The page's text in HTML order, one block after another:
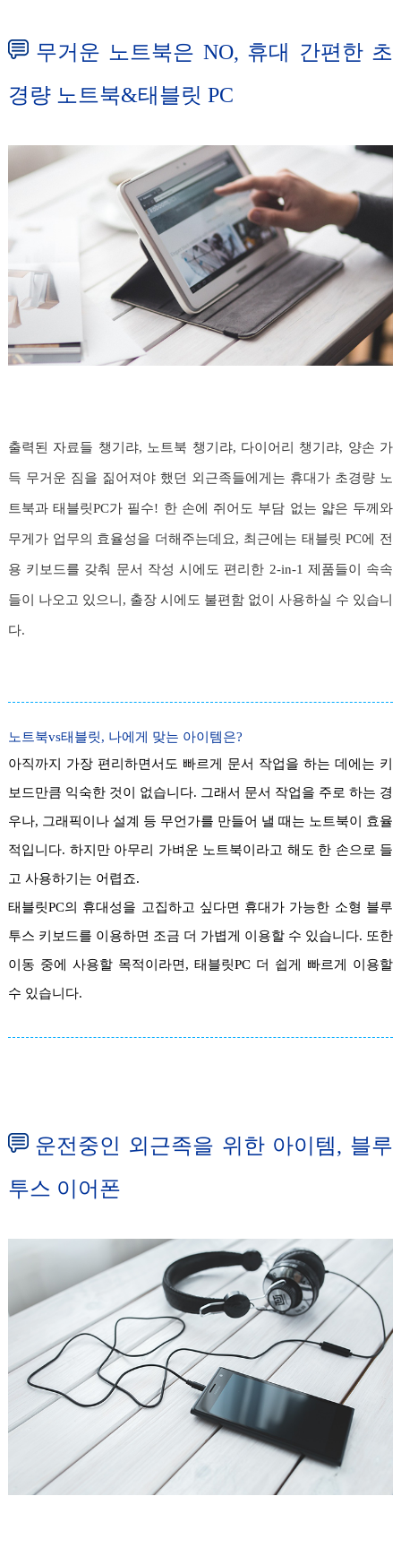
무거운 노트북은 NO, 휴대 간편한 초
경량 노트북&태블릿 PC
출력된 자료들 챙기랴, 노트북 챙기랴, 다이어리 챙기랴, 양손 가
득 무거운 짐을 짊어져야 했던 외근족들에게는 휴대가 초경량 노
트북과 태블릿PC가 필수! 한 손에 쥐어도 부담 없는 얇은 두께와
무게가 업무의 효율성을 더해주는데요, 최근에는 태블릿 PC에 전
용 키보드를 갖춰 문서 작성 시에도 편리한 2-in-1 제품들이 속속
들이 나오고 있으니, 출장 시에도 불편함 없이 사용하실 수 있습니
다.
노트북vs태블릿, 나에게 맞는 아이템은?
아직까지 가장 편리하면서도 빠르게 문서 작업을 하는 데에는 키
보드만큼 익숙한 것이 없습니다. 그래서 문서 작업을 주로 하는 경
우나, 그래픽이나 설계 등 무언가를 만들어 낼 때는 노트북이 효율
적입니다. 하지만 아무리 가벼운 노트북이라고 해도 한 손으로 들
고 사용하기는 어렵죠.
태블릿PC의 휴대성을 고집하고 싶다면 휴대가 가능한 소형 블루
투스 키보드를 이용하면 조금 더 가볍게 이용할 수 있습니다. 또한
이동 중에 사용할 목적이라면, 태블릿PC 더 쉽게 빠르게 이용할
수 있습니다.
운전중인 외근족을 위한 아이템, 블루
투스 이어폰